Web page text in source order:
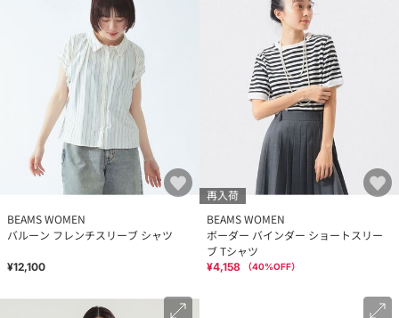
BEAMS WOMEN
バルーン フレンチスリーブ シャツ
¥12,100
再入荷
BEAMS WOMEN
ボーダー バインダー ショートスリー
ブ Tシャツ
¥4,158 （40%OFF）